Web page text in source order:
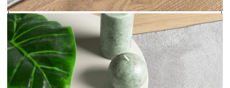
гама от приложения: Този модерен килим е подходящ за
различни интериорни пространства с подово отопление,
включително дневни, спални, коридори и офиси. Полезно е
да знаете:Килимът е сгънат в кутия за лесно транспортиране.
Дайте на продукта известно време да се изправи и
сплеска.Предупреждение:Не перете, не избелвайте, не сушете
в сушилня и не гладете.
ПОРЪЧАЙ БЕЗ РЕГИСТРАЦИЯ
Наш представител ще се свърже с Вас в рамките на работния ден!
375535 5.970 кг
Оцени продукта